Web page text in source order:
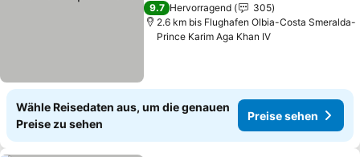
9.7 Hervorragend
305
2.6 km bis Flughafen Olbia-Costa Smeralda-
Prince Karim Aga Khan IV
Wähle Reisedaten aus, um die genauen
Preise zu sehen
Preise sehen